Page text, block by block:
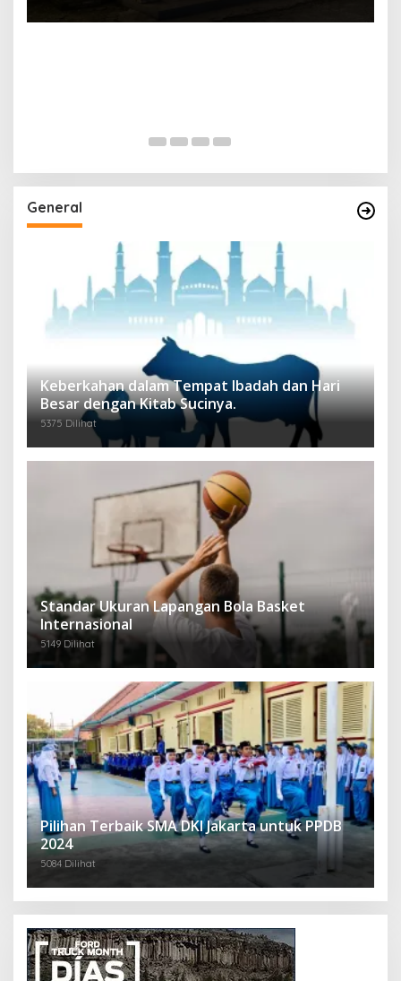
General
Keberkahan dalam Tempat Ibadah dan Hari
Besar dengan Kitab Sucinya.
5375 Dilihat
Standar Ukuran Lapangan Bola Basket
Internasional
5149 Dilihat
Pilihan Terbaik SMA DKI Jakarta untuk PPDB
2024
5084 Dilihat